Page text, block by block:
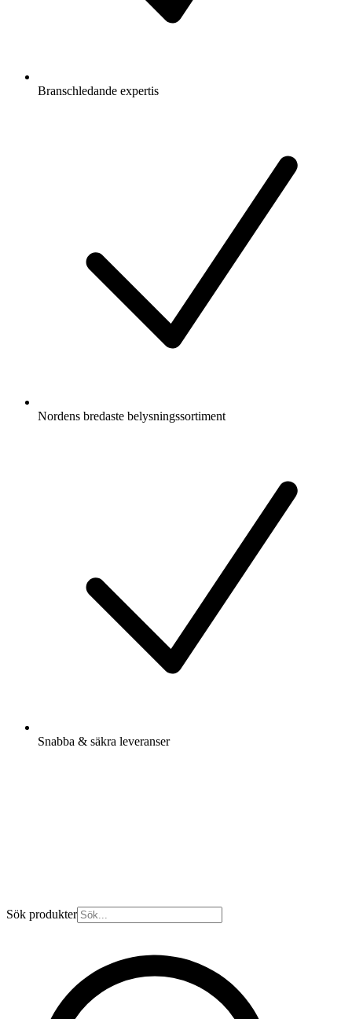
Branschledande expertis
Nordens bredaste belysningssortiment
Snabba & säkra leveranser
Sök produkter